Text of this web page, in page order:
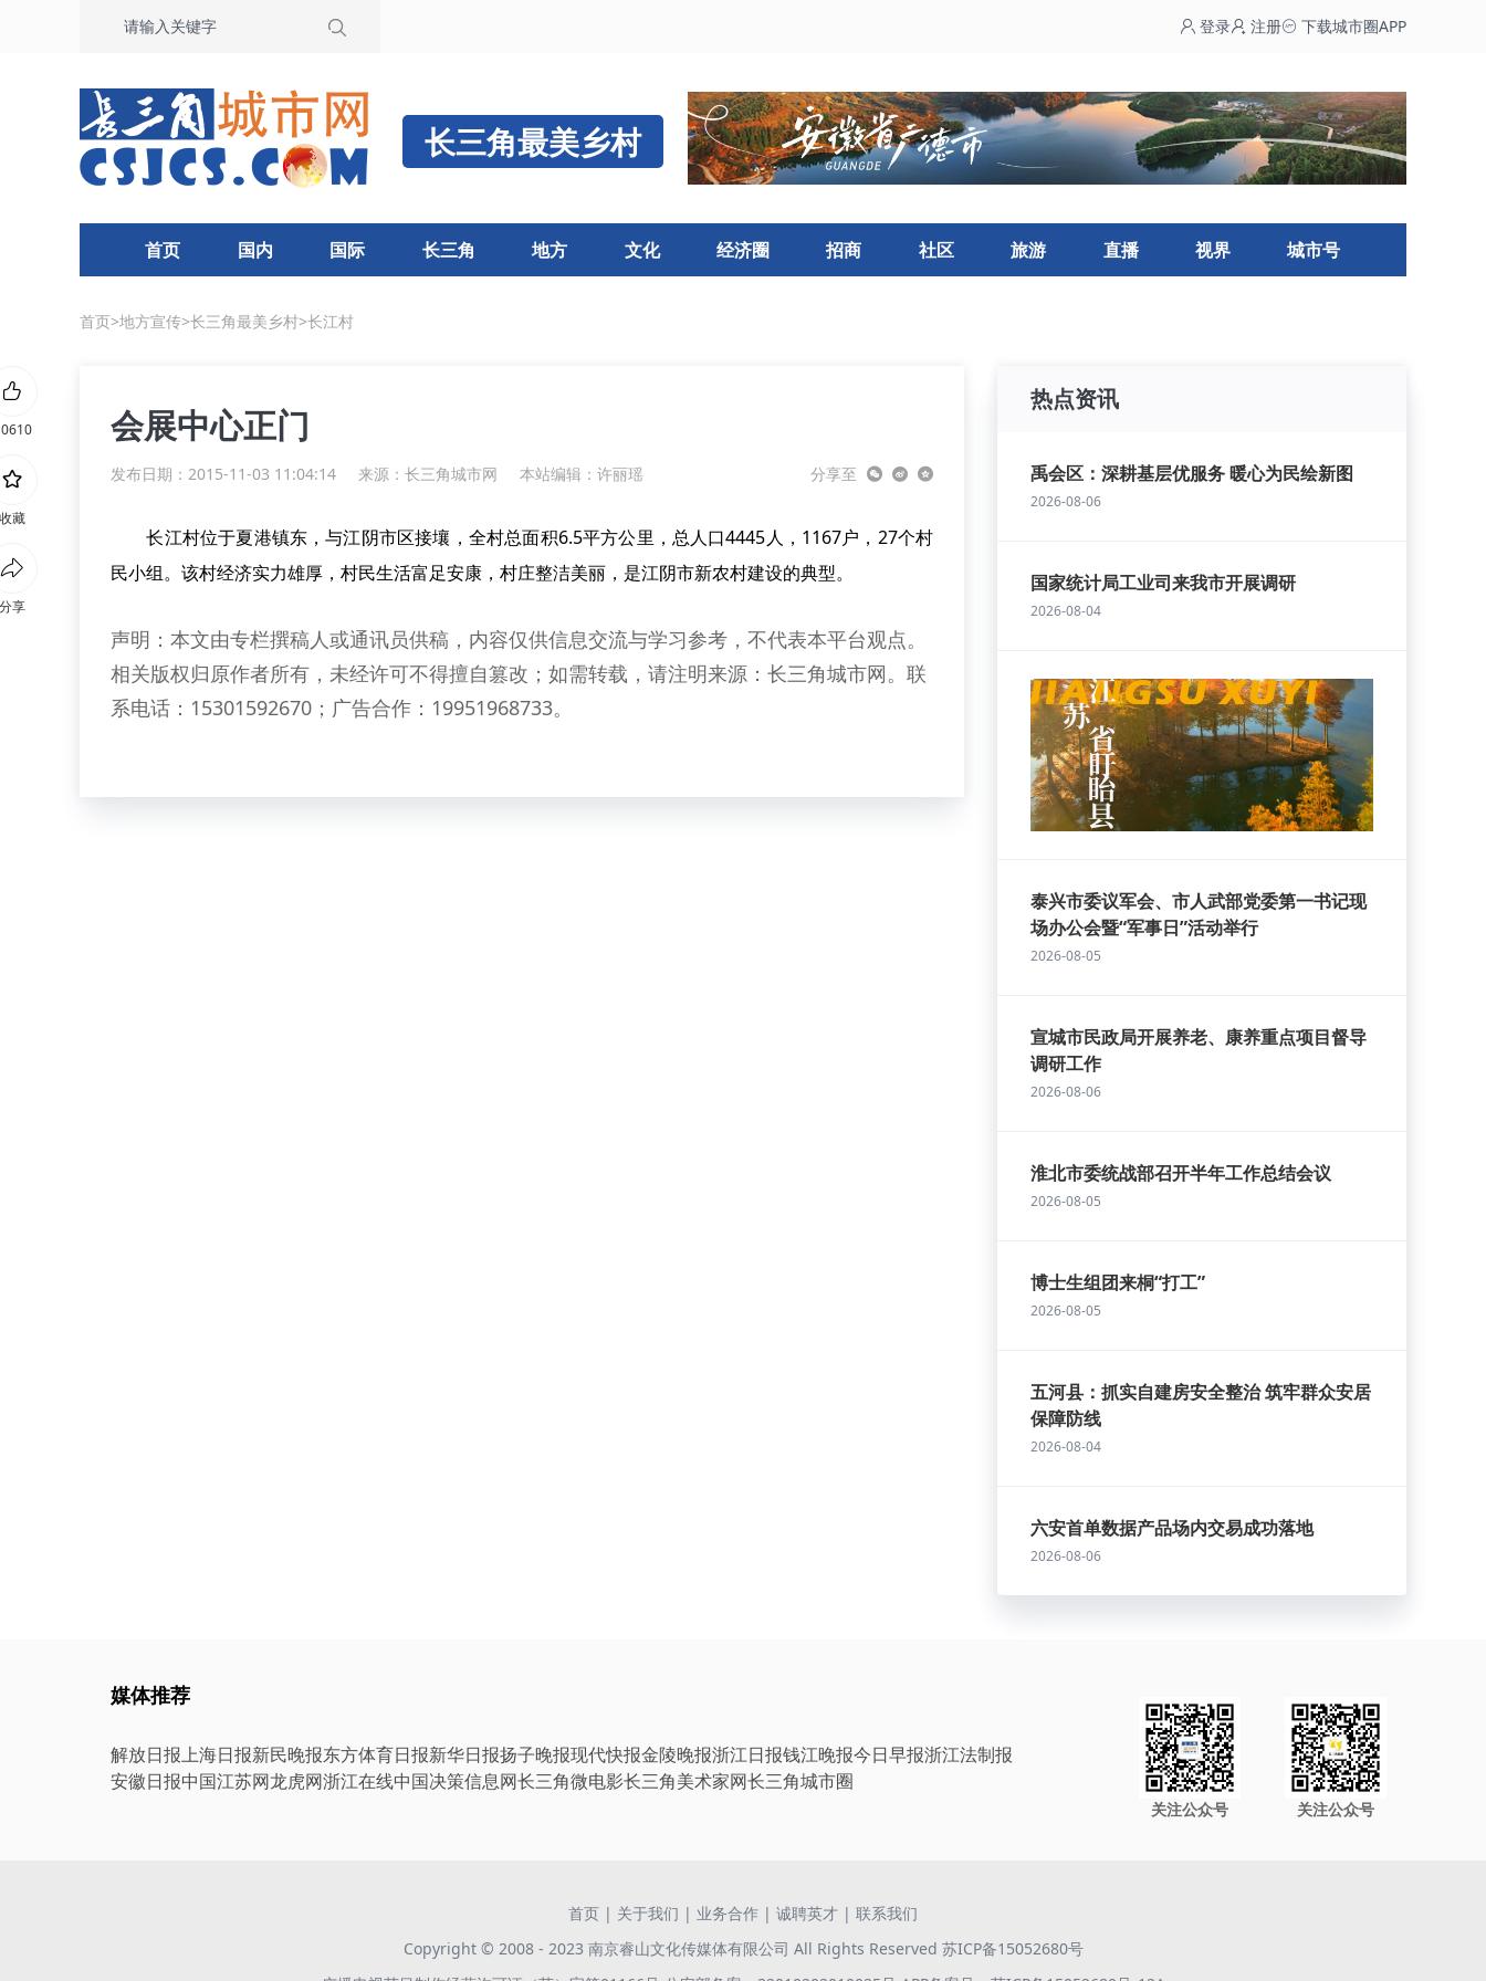
登录 注册 下载城市圈APP
长三角最美乡村
首页 国内 国际 长三角 地方 文化 经济圈 招商 社区 旅游 直播 视界 城市号
首页>地方宣传>长三角最美乡村>长江村
会展中心正门
发布日期：2015-11-03 11:04:14 来源： 长三角城市网 本站编辑：许丽瑶 分享至
长江村位于夏港镇东，与江阴市区接壤，全村总面积6.5平方公里，总人口4445人，1167户，27个村
民小组。该村经济实力雄厚，村民生活富足安康，村庄整洁美丽，是江阴市新农村建设的典型。
声明：本文由专栏撰稿人或通讯员供稿，内容仅供信息交流与学习参考，不代表本平台观点。
相关版权归原作者所有，未经许可不得擅自篡改；如需转载，请注明来源：长三角城市网。联
系电话：15301592670；广告合作：19951968733。
热点资讯
禹会区：深耕基层优服务 暖心为民绘新图
2026-08-06
国家统计局工业司来我市开展调研
2026-08-04
泰兴市委议军会、市人武部党委第一书记现
场办公会暨“军事日”活动举行
2026-08-05
宣城市民政局开展养老、康养重点项目督导
调研工作
2026-08-06
淮北市委统战部召开半年工作总结会议
2026-08-05
博士生组团来桐“打工”
2026-08-05
五河县：抓实自建房安全整治 筑牢群众安居
保障防线
2026-08-04
六安首单数据产品场内交易成功落地
2026-08-06
收藏
分享
媒体推荐
解放日报上海日报新民晚报东方体育日报新华日报扬子晚报现代快报金陵晚报浙江日报钱江晚报今日早报浙江法制报
安徽日报中国江苏网龙虎网浙江在线中国决策信息网长三角微电影长三角美术家网长三角城市圈
关注公众号 关注公众号
首页 | 关于我们 | 业务合作 | 诚聘英才 | 联系我们
Copyright © 2008 - 2023 南京睿山文化传媒体有限公司 All Rights Reserved 苏ICP备15052680号